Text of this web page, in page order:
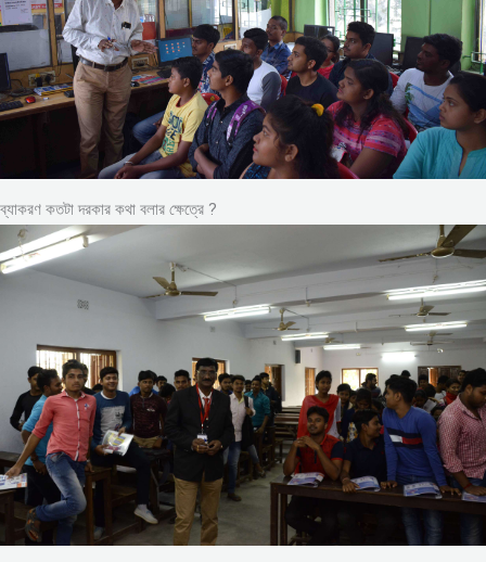
ব্যাকরণ কতটা দরকার কথা বলার ক্ষেত্রে ?